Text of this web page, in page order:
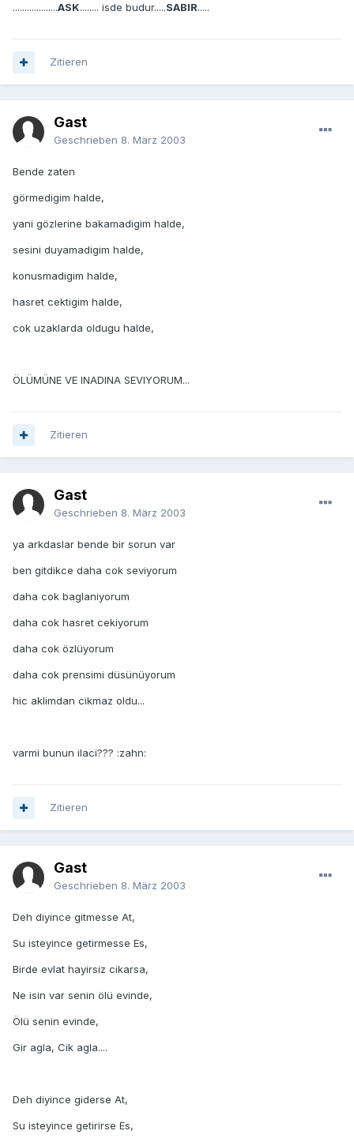
...................ASK........ isde budur.....SABIR.....
Zitieren
Gast
Geschrieben 8. März 2003
Bende zaten
görmedigim halde,
yani gözlerine bakamadigim halde,
sesini duyamadigim halde,
konusmadigim halde,
hasret cektigim halde,
cok uzaklarda oldugu halde,
ÖLÜMÜNE VE INADINA SEVIYORUM...
Zitieren
Gast
Geschrieben 8. März 2003
ya arkdaslar bende bir sorun var
ben gitdikce daha cok seviyorum
daha cok baglaniyorum
daha cok hasret cekiyorum
daha cok özlüyorum
daha cok prensimi düsünüyorum
hic aklimdan cikmaz oldu...
varmi bunun ilaci??? :zahn:
Zitieren
Gast
Geschrieben 8. März 2003
Deh diyince gitmesse At,
Su isteyince getirmesse Es,
Birde evlat hayirsiz cikarsa,
Ne isin var senin ölü evinde,
Ölü senin evinde,
Gir agla, Cik agla....
Deh diyince giderse At,
Su isteyince getirirse Es,